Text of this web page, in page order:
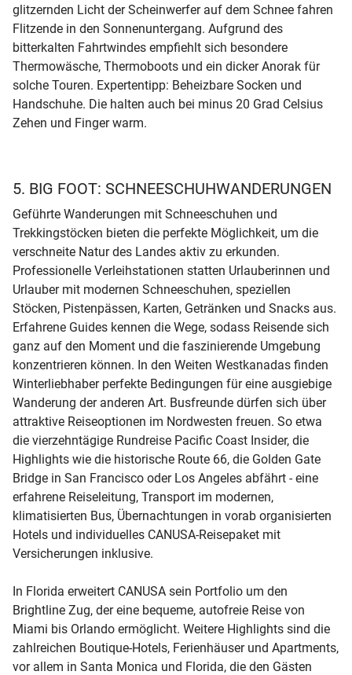
glitzernden Licht der Scheinwerfer auf dem Schnee fahren
Flitzende in den Sonnenuntergang. Aufgrund des
bitterkalten Fahrtwindes empfiehlt sich besondere
Thermowäsche, Thermoboots und ein dicker Anorak für
solche Touren. Expertentipp: Beheizbare Socken und
Handschuhe. Die halten auch bei minus 20 Grad Celsius
Zehen und Finger warm.
5. BIG FOOT: SCHNEESCHUHWANDERUNGEN
Geführte Wanderungen mit Schneeschuhen und
Trekkingstöcken bieten die perfekte Möglichkeit, um die
verschneite Natur des Landes aktiv zu erkunden.
Professionelle Verleihstationen statten Urlauberinnen und
Urlauber mit modernen Schneeschuhen, speziellen
Stöcken, Pistenpässen, Karten, Getränken und Snacks aus.
Erfahrene Guides kennen die Wege, sodass Reisende sich
ganz auf den Moment und die faszinierende Umgebung
konzentrieren können. In den Weiten Westkanadas finden
Winterliebhaber perfekte Bedingungen für eine ausgiebige
Wanderung der anderen Art. Busfreunde dürfen sich über
attraktive Reiseoptionen im Nordwesten freuen. So etwa
die vierzehntägige Rundreise Pacific Coast Insider, die
Highlights wie die historische Route 66, die Golden Gate
Bridge in San Francisco oder Los Angeles abfährt - eine
erfahrene Reiseleitung, Transport im modernen,
klimatisierten Bus, Übernachtungen in vorab organisierten
Hotels und individuelles CANUSA-Reisepaket mit
Versicherungen inklusive.
In Florida erweitert CANUSA sein Portfolio um den
Brightline Zug, der eine bequeme, autofreie Reise von
Miami bis Orlando ermöglicht. Weitere Highlights sind die
zahlreichen Boutique-Hotels, Ferienhäuser und Apartments,
vor allem in Santa Monica und Florida, die den Gästen